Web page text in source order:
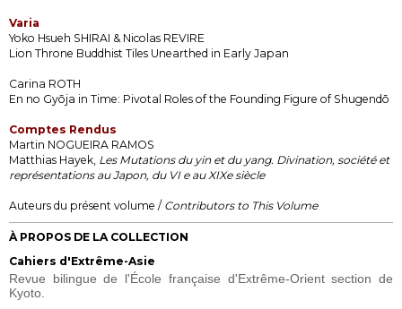
Varia
Yoko Hsueh SHIRAI & Nicolas REVIRE
Lion Throne Buddhist Tiles Unearthed in Early Japan
Carina ROTH
En no Gyōja in Time: Pivotal Roles of the Founding Figure of Shugendō
Comptes Rendus
Martin NOGUEIRA RAMOS
Matthias Hayek, Les Mutations du yin et du yang. Divination, société et
représentations au Japon, du VI eau XIXesiècle
Auteurs du présent volume / Contributors to This Volume
À PROPOS DE LA COLLECTION
Cahiers d'Extrême-Asie
Revue bilingue de l'École française d'Extrême-Orient section de
Kyoto.